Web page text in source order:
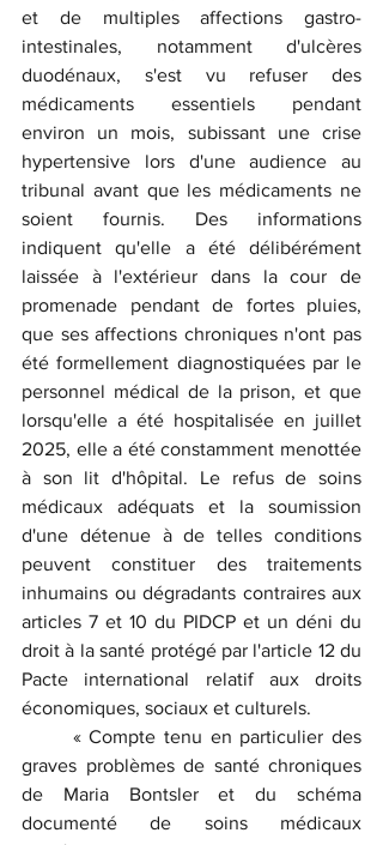
et de multiples affections gastro-
intestinales, notamment d'ulcères
duodénaux, s'est vu refuser des
médicaments essentiels pendant
environ un mois, subissant une crise
hypertensive lors d'une audience au
tribunal avant que les médicaments ne
soient fournis. Des informations
indiquent qu'elle a été délibérément
laissée à l'extérieur dans la cour de
promenade pendant de fortes pluies,
que ses affections chroniques n'ont pas
été formellement diagnostiquées par le
personnel médical de la prison, et que
lorsqu'elle a été hospitalisée en juillet
2025, elle a été constamment menottée
à son lit d'hôpital. Le refus de soins
médicaux adéquats et la soumission
d'une détenue à de telles conditions
peuvent constituer des traitements
inhumains ou dégradants contraires aux
articles 7 et 10 du PIDCP et un déni du
droit à la santé protégé par l'article 12 du
Pacte international relatif aux droits
économiques, sociaux et culturels.
graves problèmes de santé chroniques
de Maria Bontsler et du schéma
documenté de soins médicaux